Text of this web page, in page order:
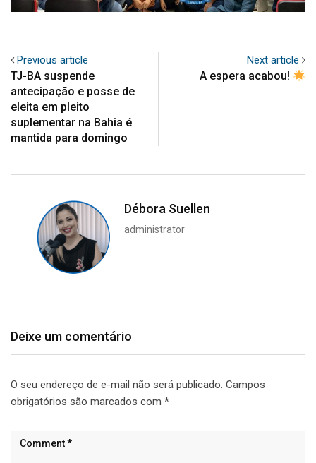
Previous article
TJ-BA suspende
antecipação e posse de
eleita em pleito
suplementar na Bahia é
mantida para domingo
Next article
A espera acabou!
Débora Suellen
administrator
Deixe um comentário
O seu endereço de e-mail não será publicado. Campos
obrigatórios são marcados com *